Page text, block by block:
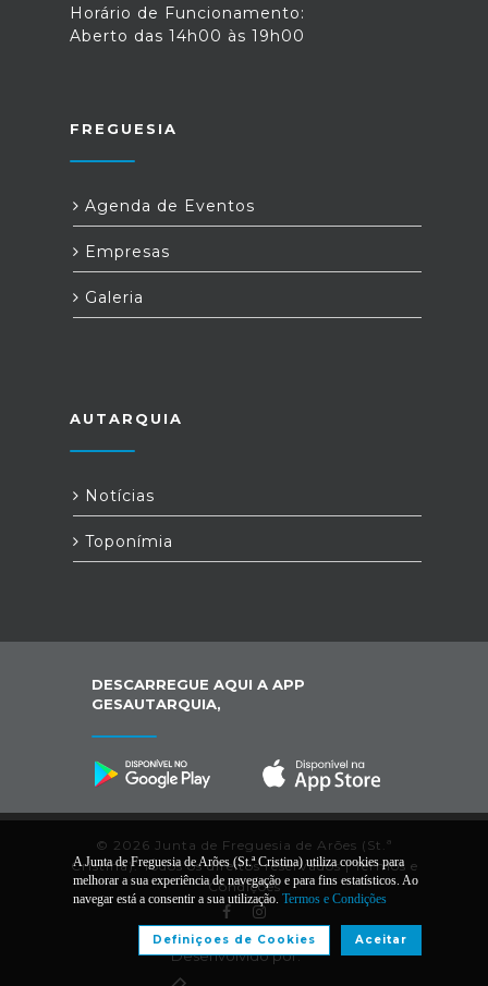
Horário de Funcionamento:
Aberto das 14h00 às 19h00
FREGUESIA
Agenda de Eventos
Empresas
Galeria
AUTARQUIA
Notícias
Toponímia
DESCARREGUE AQUI A APP
GESAUTARQUIA,
© 2026 Junta de Freguesia de Arões (St.ª
Cristina). Todos os direitos reservados |Termos e
Condições
Desenvolvido por:
A Junta de Freguesia de Arões (St.ª Cristina) utiliza cookies para
melhorar a sua experiência de navegação e para fins estatísticos. Ao
navegar está a consentir a sua utilização. Termos e Condições
Aceitar
Definiçoes de Cookies